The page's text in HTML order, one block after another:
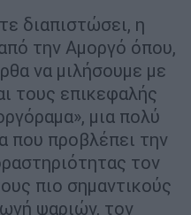
διαπιστώσει, η
την Αμοργό όπου,
να μιλήσουμε με
τους επικεφαλής
μια πολύ
που προβλέπει την
τον
πιο σημαντικούς
ψαριών, τον